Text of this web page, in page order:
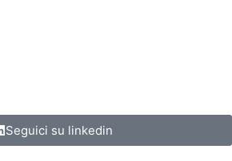
Seguici su linkedin